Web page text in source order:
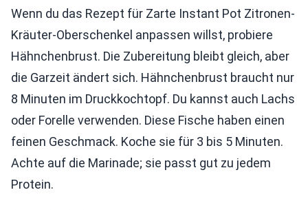
Wenn du das Rezept für Zarte Instant Pot Zitronen-
Kräuter-Oberschenkel anpassen willst, probiere
Hähnchenbrust. Die Zubereitung bleibt gleich, aber
die Garzeit ändert sich. Hähnchenbrust braucht nur
8 Minuten im Druckkochtopf. Du kannst auch Lachs
oder Forelle verwenden. Diese Fische haben einen
feinen Geschmack. Koche sie für 3 bis 5 Minuten.
Achte auf die Marinade; sie passt gut zu jedem
Protein.